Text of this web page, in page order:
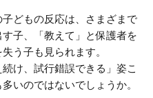
どもの反応は、さまざまで
子、「教えて」と保護者を
う子も見られます。
け、試行錯誤できる」姿こ
いのではないでしょうか。